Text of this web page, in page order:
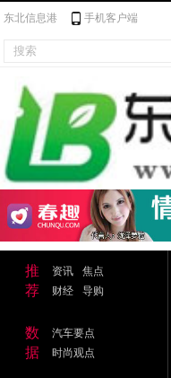
东北信息港 手机客户端
推
荐
资讯
焦点
财经
导购
数
据
汽车要点
时尚观点